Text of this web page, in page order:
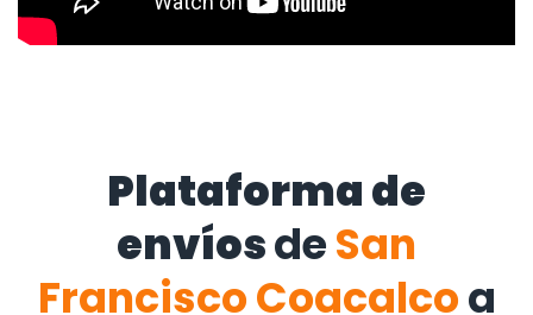
Plataforma de
envíosdeSan
Francisco Coacalcoa